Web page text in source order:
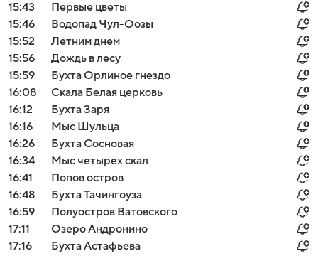
15:43
Первые цветы
15:46
Водопад Чул-Оозы
15:52
Летним днем
15:56
Дождь в лесу
15:59
Бухта Орлиное гнездо
16:08
Скала Белая церковь
16:12
Бухта Заря
16:16
Мыс Шульца
16:26
Бухта Сосновая
16:34
Мыс четырех скал
16:41
Попов остров
16:48
Бухта Тачингоуза
16:59
Полуостров Ватовского
17:11
Озеро Андронино
17:16
Бухта Астафьева